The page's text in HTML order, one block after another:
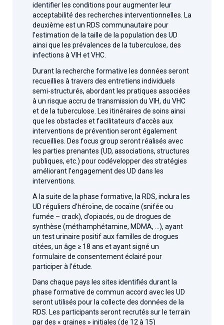
identifier les conditions pour augmenter leur
acceptabilité des recherches interventionnelles. La
deuxième est un RDS communautaire pour
l’estimation de la taille de la population des UD
ainsi que les prévalences de la tuberculose, des
infections à VIH et VHC.
Durant la recherche formative les données seront
recueillies à travers des entretiens individuels
semi-structurés, abordant les pratiques associées
à un risque accru de transmission du VIH, du VHC
et de la tuberculose. Les itinéraires de soins ainsi
que les obstacles et facilitateurs d’accès aux
interventions de prévention seront également
recueillies. Des focus group seront réalisés avec
les parties prenantes (UD, associations, structures
publiques, etc.) pour codévelopper des stratégies
améliorant l’engagement des UD dans les
interventions.
A la suite de la phase formative, la RDS, inclura les
UD réguliers d’héroïne, de cocaïne (snifée ou
fumée – crack), d’opiacés, ou de drogues de
synthèse (méthamphétamine, MDMA, …), ayant
un test urinaire positif aux familles de drogues
citées, un âge ≥ 18 ans et ayant signé un
formulaire de consentement éclairé pour
participer à l’étude.
Dans chaque pays les sites identifiés durant la
phase formative de commun accord avec les UD
seront utilisés pour la collecte des données de la
RDS. Les participants seront recrutés sur le terrain
par des « graines » initiales (de 12 à 15)